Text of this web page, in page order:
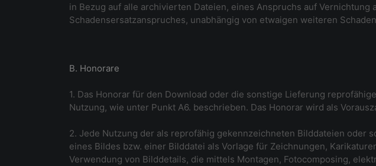
in Bezug auf alle archivierten Dateien, eines Anspruchs auf
Schadensersatzanspruches, unabhängig von etwaigen weiteren
B. Honorare
1. Das Honorar für den Download oder die sonstige Lieferung
Nutzung, wie unter Punkt A6. beschrieben. Das Honorar wird als
2. Jede Nutzung der als reprofähig gekennzeichneten Bilddateien
eines Bildes bzw. einer Bilddatei als Vorlage für Zeichnungen,
Verwendung von Bilddetails, die mittels Montagen, Fotocomposing,